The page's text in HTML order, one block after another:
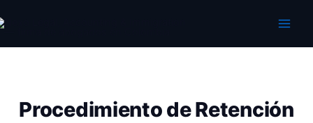
al
Procedimiento de Retención